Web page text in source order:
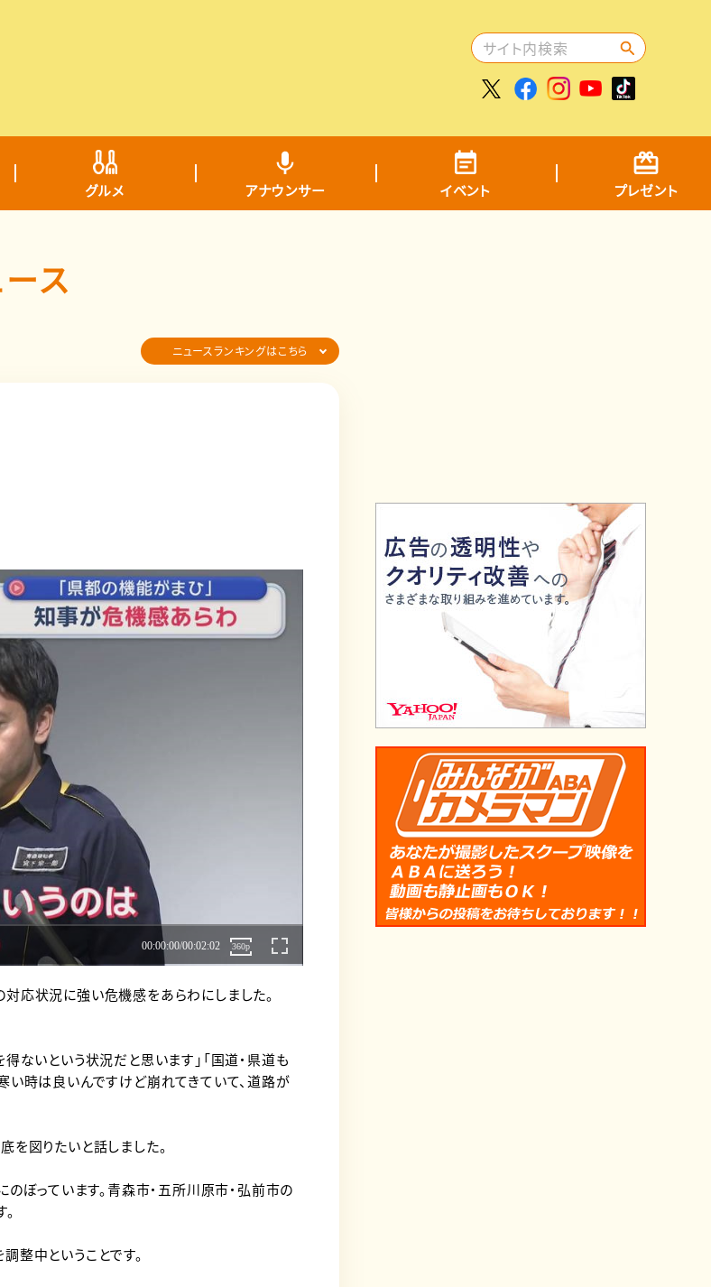
グルメ アナウンサー イベント プレゼント
ス
ニュースランキングはこちら
応状況に強い危機感をあらわにしました。
ないという状況だと思います」「国道・県道も
い時は良いんですけど崩れてきていて、道路が
図りたいと話しました。
のぼっています。青森市・五所川原市・弘前市の
整中ということです。